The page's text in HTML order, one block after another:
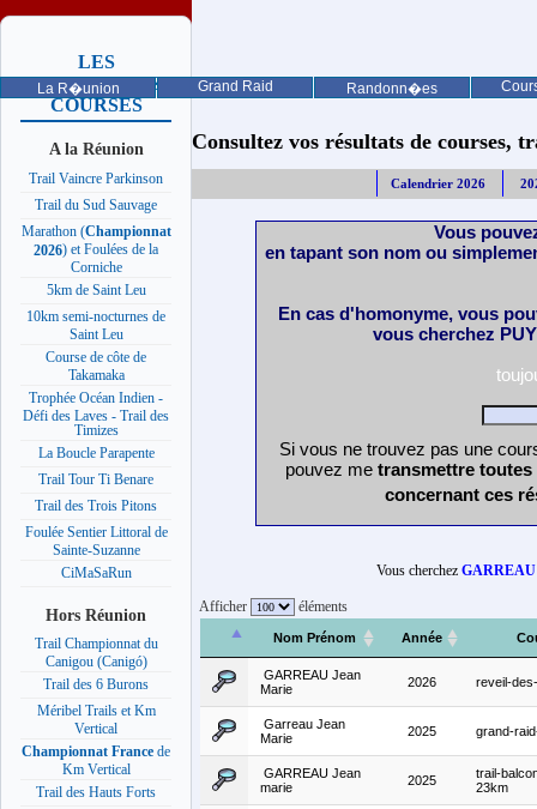
La R�union Grand Raid Randonn�es
LES
PROCHAINES
COURSES
A la Réunion
Trail Vaincre Parkinson
Trail du Sud Sauvage
Marathon (Championnat
2026) et Foulées de la
Corniche
5km de Saint Leu
10km semi-nocturnes de
Saint Leu
Course de côte de
Takamaka
Trophée Océan Indien -
Défi des Laves - Trail des
Timizes
La Boucle Parapente
Trail Tour Ti Benare
Trail des Trois Pitons
Foulée Sentier Littoral de
Sainte-Suzanne
CiMaSaRun
Hors Réunion
Trail Championnat du
Canigou (Canigó)
Trail des 6 Burons
Méribel Trails et Km
Vertical
Championnat France de
Km Vertical
Trail des Hauts Forts
Consultez vos résultats de courses,
Calendrier 2026
Vous
en tapant son nom ou
En cas d'homonyme, vous
vous cherchez
Si vous ne trouvez pas une
pouvez me transmettre
concernant ces
Vous cherchez
Afficher éléments
Nom Prénom Année
GARREAU Jean
Marie
2026 reveil-
Garreau Jean
Marie
2025 grand-
GARREAU Jean
marie
2025
trail-
23km